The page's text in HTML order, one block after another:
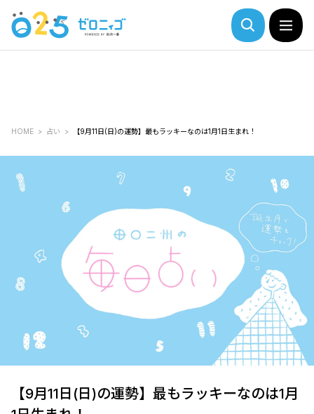
HOME 占い 【9月11日(日)の運勢】最もラッキーなのは1月1日生まれ！
【9月11日(日)の運勢】最もラッキーなのは1月